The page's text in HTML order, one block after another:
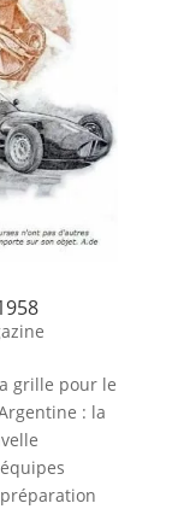
grille pour le
: la